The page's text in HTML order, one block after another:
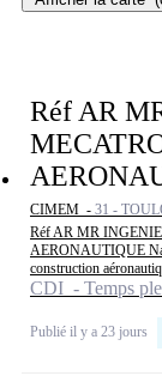
Réf AR
CIMEM - 31 -
Réf AR MR
AERONAUTIQUE
construction
CDI - Temps
Publié il y a 23 jours